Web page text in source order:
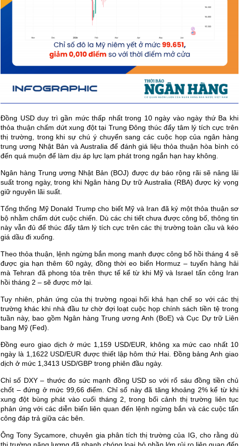
Đồng USD duy trì gần mức thấp nhất trong 10 ngày vào ngày thứ Ba khi
thỏa thuận chấm dứt xung đột tại Trung Đông thúc đẩy tâm lý tích cực trên
thị trường, trong khi sự chú ý chuyển sang các cuộc họp của ngân hàng
trung ương Nhật Bản và Australia để đánh giá liệu thỏa thuận hòa bình có
đến quá muộn để làm dịu áp lực lạm phát trong ngắn hạn hay không.
Ngân hàng Trung ương Nhật Bản (BOJ) được dự báo rộng rãi sẽ nâng lãi
suất trong ngày, trong khi Ngân hàng Dự trữ Australia (RBA) được kỳ vọng
giữ nguyên lãi suất.
Tổng thống Mỹ Donald Trump cho biết Mỹ và Iran đã ký một thỏa thuận sơ
bộ nhằm chấm dứt cuộc chiến. Dù các chi tiết chưa được công bố, thông tin
này vẫn đủ để thúc đẩy tâm lý tích cực trên các thị trường toàn cầu và kéo
giá dầu đi xuống.
Theo thỏa thuận, lệnh ngừng bắn mong manh được công bố hồi tháng 4 sẽ
được gia hạn thêm 60 ngày, đồng thời eo biển Hormuz – tuyến hàng hải
mà Tehran đã phong tỏa trên thực tế kể từ khi Mỹ và Israel tấn công Iran
hồi tháng 2 – sẽ được mở lại.
Tuy nhiên, phản ứng của thị trường ngoại hối khá hạn chế so với các thị
trường khác khi nhà đầu tư chờ đợi loạt cuộc họp chính sách tiền tệ trong
tuần này, bao gồm Ngân hàng Trung ương Anh (BoE) và Cục Dự trữ Liên
bang Mỹ (Fed).
Đồng euro giao dịch ở mức 1,159 USD/EUR, không xa mức cao nhất 10
ngày là 1,1622 USD/EUR được thiết lập hôm thứ Hai. Đồng bảng Anh giao
dịch ở mức 1,3413 USD/GBP trong phiên đầu ngày.
Chỉ số DXY – thước đo sức mạnh đồng USD so với rổ sáu đồng tiền chủ
chốt – đứng ở mức 99,66 điểm. Chỉ số này đã tăng khoảng 2% kể từ khi
xung đột bùng phát vào cuối tháng 2, trong bối cảnh thị trường liên tục
phản ứng với các diễn biến liên quan đến lệnh ngừng bắn và các cuộc tấn
công đáp trả giữa các bên.
Ông Tony Sycamore, chuyên gia phân tích thị trường của IG, cho rằng dù
thị trường năng lượng đã nhanh chóng loại bỏ phần lớn rủi ro liên quan đến